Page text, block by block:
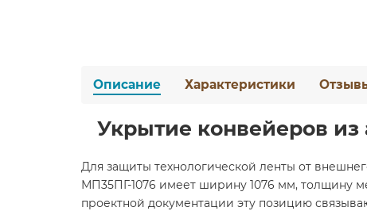
Описание Характеристики
Укрытие конвейеров из
Для защиты технологической ленты от
МП35ПГ-1076 имеет ширину 1076 мм, толщину
проектной документации эту позицию